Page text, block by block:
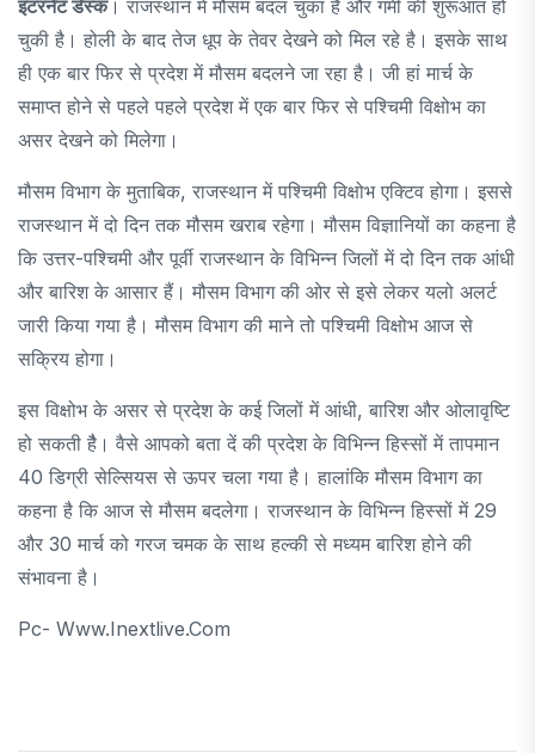
इंटरनेट डेस्क। राजस्थान में मौसम बदल चुका हैं और गर्मी की शुरूआत हो
चुकी है। होली के बाद तेज धूप के तेवर देखने को मिल रहे है। इसके साथ
ही एक बार फिर से प्रदेश में मौसम बदलने जा रहा है। जी हां मार्च के
समाप्त होने से पहले पहले प्रदेश में एक बार फिर से पश्चिमी विक्षोभ का
असर देखने को मिलेगा।
मौसम विभाग के मुताबिक, राजस्थान में पश्चिमी विक्षोभ एक्टिव होगा। इससे
राजस्थान में दो दिन तक मौसम खराब रहेगा। मौसम विज्ञानियों का कहना है
कि उत्तर-पश्चिमी और पूर्वी राजस्थान के विभिन्न जिलों में दो दिन तक आंधी
और बारिश के आसार हैं। मौसम विभाग की ओर से इसे लेकर यलो अलर्ट
जारी किया गया है। मौसम विभाग की माने तो पश्चिमी विक्षोभ आज से
सक्रिय होगा।
इस विक्षोभ के असर से प्रदेश के कई जिलों में आंधी, बारिश और ओलावृष्टि
हो सकती हैै। वैसे आपको बता दें की प्रदेश के विभिन्न हिस्सों में तापमान
40 डिग्री सेल्सियस से ऊपर चला गया है। हालांकि मौसम विभाग का
कहना है कि आज से मौसम बदलेगा। राजस्थान के विभिन्न हिस्सों में 29
और 30 मार्च को गरज चमक के साथ हल्की से मध्यम बारिश होने की
संभावना है।
Pc- Www.inextlive.com